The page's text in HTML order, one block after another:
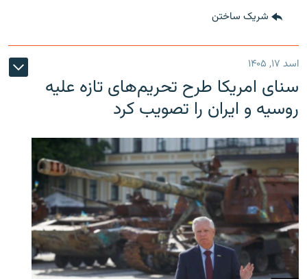
شریک ساختن
اسد ۱۷, ۱۴۰۵
سنای امریکا طرح تحریم‌های تازه علیه
روسیه و ایران را تصویب کرد